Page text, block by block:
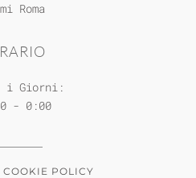
Roma
i Giorni:
- 0:00
COOKIE POLICY